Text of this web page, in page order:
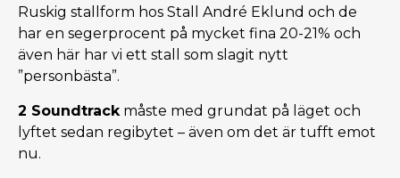
Ruskig stallform hos Stall André Eklund och de
har en segerprocent på mycket fina 20-21% och
även här har vi ett stall som slagit nytt
”personbästa”.
2 Soundtrackmåste med grundat på läget och
lyftet sedan regibytet – även om det är tufft emot
nu.